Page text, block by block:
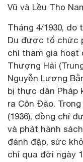
Vũ và Lều Thọ
Tháng 4/1930,
Du được tổ chức
chí tham gia hoạt
Thượng Hải
Nguyễn Lương
bị thực dân Pháp
ra Côn Đảo.
(1936), đồng chí
và phát hành
đánh đập, sức
chí qua đời ngày